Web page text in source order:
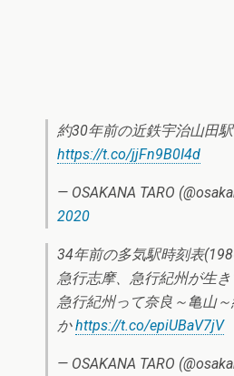
約30年前の近鉄宇治山田
https://t.co/jjFn9B0I4d
— OSAKANA TARO
2020
34年前の多気駅時刻表
急行志摩、急行紀州が生
急行紀州って奈良～亀山
かhttps://t.co/epiUBaV7jV
— OSAKANA TARO